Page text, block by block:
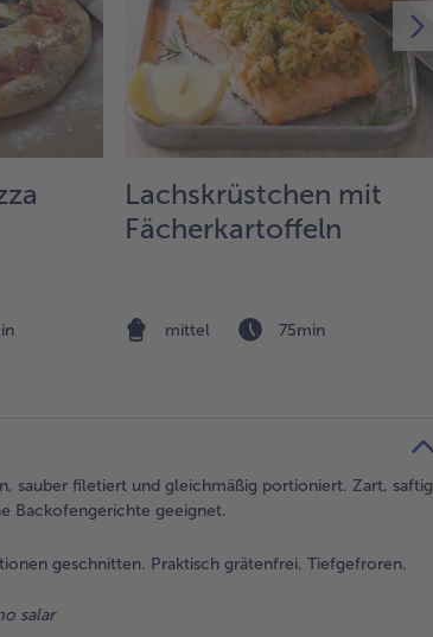
Lachskrüstchen mit
Fächerkartoffeln
mittel 75min
sauber filetiert und gleichmäßig portioniert. Zart, saftig
Backofengerichte geeignet.
geschnitten. Praktisch grätenfrei. Tiefgefroren.
salar